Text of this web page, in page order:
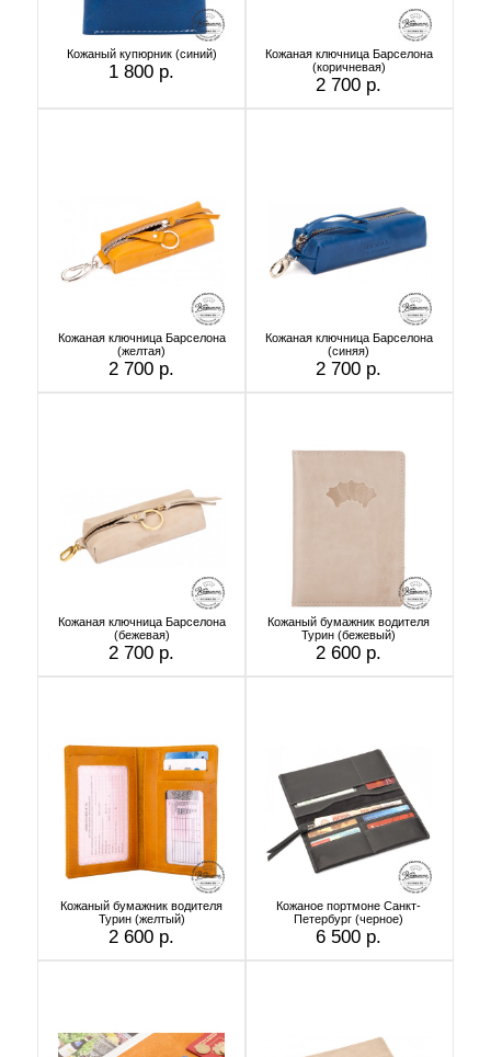
Кожаный купюрник (синий)
1 800 р.
Кожаная ключница Барселона
(коричневая)
2 700 р.
Кожаная ключница Барселона
(желтая)
2 700 р.
Кожаная ключница Барселона
(синяя)
2 700 р.
Кожаная ключница Барселона
(бежевая)
2 700 р.
Кожаный бумажник водителя
Турин (бежевый)
2 600 р.
Кожаный бумажник водителя
Турин (желтый)
2 600 р.
Кожаное портмоне Санкт-
Петербург (черное)
6 500 р.